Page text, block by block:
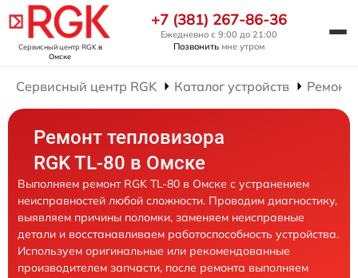
Сервисный центр RGKв
Омске
+7 (381) 267-86-36
Ежедневно с 9:00 до 21:00
Позвонить мне утром
Сервисный центр RGK Каталог устройств Ремонт
Ремонт тепловизора
RGK TL-80 в Омске
Выполняем ремонт RGK TL-80 в Омске с устранением
неисправностей любой сложности. Проводим диагностику,
выявляем причины поломки, заменяем неисправные
детали и восстанавливаем работоспособность устройства.
Используем оригинальные или рекомендованные
производителем запчасти, после ремонта выполняем